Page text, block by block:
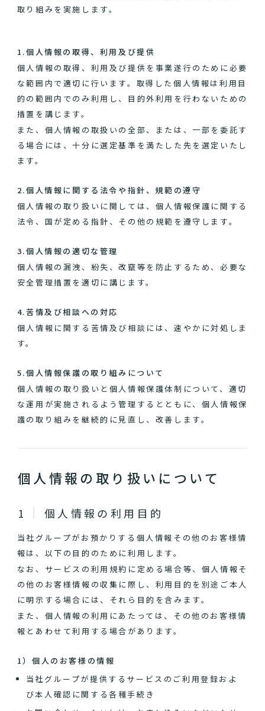
取り組みを実施します。
1.個人情報の取得、利用及び提供
個人情報の取得、利用及び提供を事業遂行のために必要
な範囲内で適切に行います。取得した個人情報は利用目
的の範囲内でのみ利用し、目的外利用を行わないための
措置を講じます。
また、個人情報の取扱いの全部、または、一部を委託す
る場合には、十分に選定基準を満たした先を選定いたし
ます。
2.個人情報に関する法令や指針、規範の遵守
個人情報の取り扱いに関しては、個人情報保護に関する
法令、国が定める指針、その他の規範を遵守します。
3.個人情報の適切な管理
個人情報の漏洩、紛失、改竄等を防止するため、必要な
安全管理措置を適切に講じます。
4.苦情及び相談への対応
個人情報に関する苦情及び相談には、速やかに対処しま
す。
5.個人情報保護の取り組みについて
個人情報の取り扱いと個人情報保護体制について、適切
な運用が実施されるよう管理するとともに、個人情報保
護の取り組みを継続的に見直し、改善します。
個人情報の取り扱いについて
個人情報の利用目的
当社グループがお預かりする個人情報その他のお客様情
報は、以下の目的のために利用します。
なお、サービスの利用規約に定める場合等、個人情報そ
の他のお客様情報の収集に際し、利用目的を別途ご本人
に明示する場合には、それら目的を含みます。
また、個人情報の利用にあたっては、その他のお客様情
報とあわせて利用する場合があります。
1）個人のお客様の情報
当社グループが提供するサービスのご利用登録およ
び本人確認に関する各種手続き